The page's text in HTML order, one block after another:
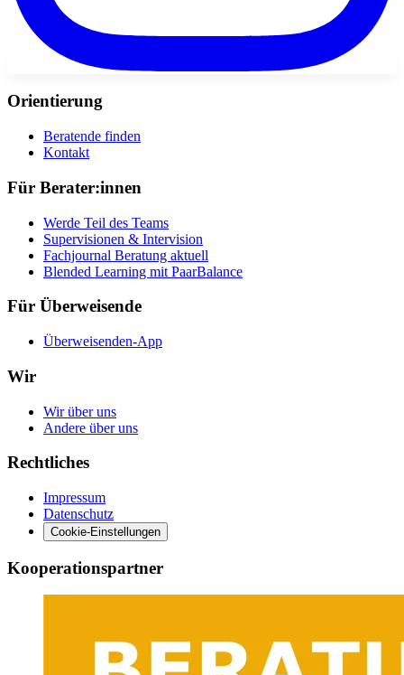
Orientierung
Beratende finden
Kontakt
Für Berater:innen
Werde Teil des Teams
Supervisionen & Intervision
Fachjournal Beratung aktuell
Blended Learning mit PaarBalance
Für Überweisende
Überweisenden-App
Wir
Wir über uns
Andere über uns
Rechtliches
Impressum
Datenschutz
Cookie-Einstellungen
Kooperationspartner